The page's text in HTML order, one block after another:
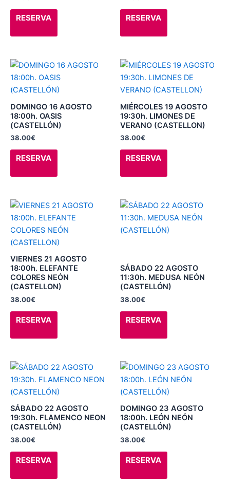
RESERVA
se
elegir
la
página
de
RESERVA
se
elegir
la
página
de
DOMINGO 16 AGOSTO
18:00h. OASIS
(CASTELLÓN)
38.00€
RESERVA
Este
producto
tiene
múltiples
variantes.
Las
se
elegir
la
página
de
producto
MIÉRCOLES 19 AGOSTO
19:30h. LIMONES DE
VERANO (CASTELLON)
38.00€
RESERVA
Este
producto
tiene
múltiples
variantes.
Las
se
elegir
la
página
de
VIERNES 21 AGOSTO
18:00h. ELEFANTE
COLORES NEÓN
(CASTELLON)
38.00€
RESERVA
Este
producto
tiene
múltiples
variantes.
Las
opciones
se
la
de
producto
SÁBADO 22 AGOSTO
11:30h. MEDUSA NEÓN
(CASTELLÓN)
38.00€
RESERVA
Este
producto
tiene
Las
opciones
se
la
de
producto
SÁBADO 22 AGOSTO
19:30h. FLAMENCO NEON
(CASTELLÓN)
38.00€
RESERVA
Este
producto
tiene
múltiples
variantes.
Las
se
elegir
DOMINGO 23 AGOSTO
18:00h. LEÓN NEÓN
(CASTELLÓN)
38.00€
RESERVA
Este
producto
tiene
múltiples
variantes.
Las
se
elegir